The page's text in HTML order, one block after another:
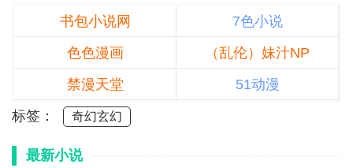
书包小说网
7色小说
色色漫画
（乱伦）妹汁NP
禁漫天堂
51动漫
标签：
奇幻玄幻
最新小说